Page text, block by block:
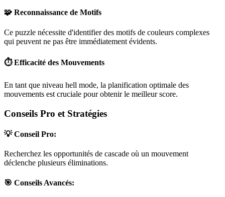
🧩 Reconnaissance de Motifs
Ce puzzle nécessite d'identifier des motifs de couleurs complexes
qui peuvent ne pas être immédiatement évidents.
⏱️ Efficacité des Mouvements
En tant que niveau hell mode, la planification optimale des
mouvements est cruciale pour obtenir le meilleur score.
Conseils Pro et Stratégies
💡 Conseil Pro:
Recherchez les opportunités de cascade où un mouvement
déclenche plusieurs éliminations.
🎯 Conseils Avancés: